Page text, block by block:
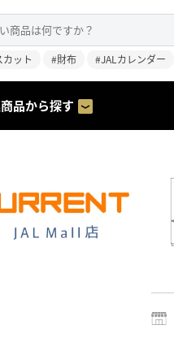
ット #財布 #JALカレンダー
品から探す